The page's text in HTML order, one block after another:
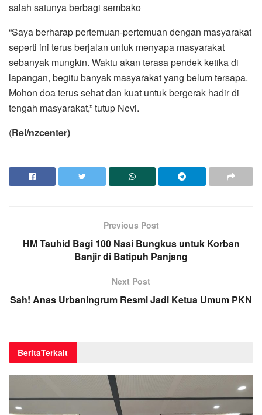
salah satunya berbagi sembako
“Saya berharap pertemuan-pertemuan dengan masyarakat
seperti ini terus berjalan untuk menyapa masyarakat
sebanyak mungkin. Waktu akan terasa pendek ketika di
lapangan, begitu banyak masyarakat yang belum tersapa.
Mohon doa terus sehat dan kuat untuk bergerak hadir di
tengah masyarakat,” tutup Nevi.
(Rel/nzcenter)
Previous Post
HM Tauhid Bagi 100 Nasi Bungkus untuk Korban
Banjir di Batipuh Panjang
Next Post
Sah! Anas Urbaningrum Resmi Jadi Ketua Umum PKN
BeritaTerkait